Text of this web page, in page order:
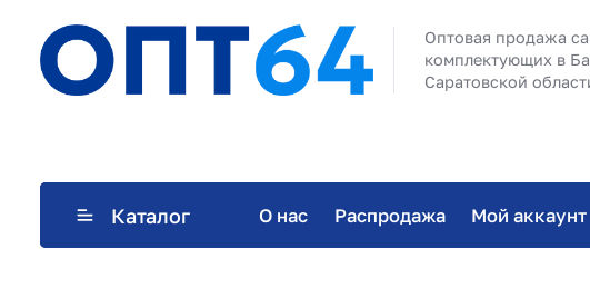
Оптовая продажа
комплектующих в
Саратовской
Каталог О нас Распродажа Мой аккаунт